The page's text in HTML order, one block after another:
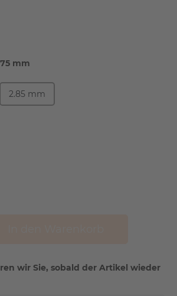
mm
2.85 mm
wir Sie, sobald der Artikel wieder